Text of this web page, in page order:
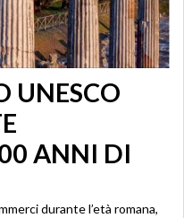
UNESCO
ANNI DI
durante l’età romana,